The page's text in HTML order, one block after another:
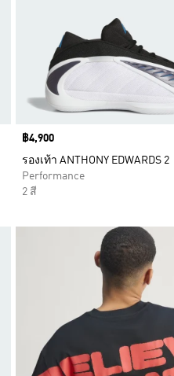
Price
฿4,900
รองเท้า ANTHONY EDWARDS 2
Performance
2 สี
เพิ่มไปยังรายการสินค้าโปรด